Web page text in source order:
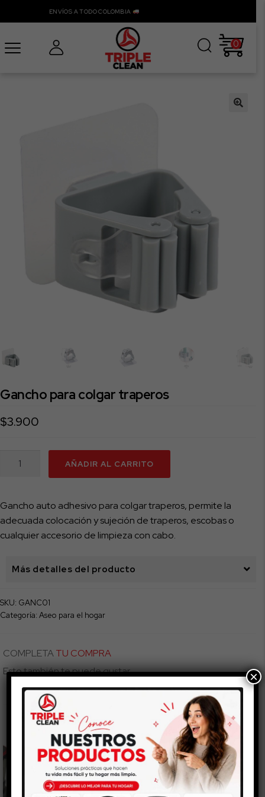
ENVÍOS A TODO COLOMBIA
0
Gancho para colgar traperos
$3.900
Gancho
traperos
cantidad
AÑADIR AL CARRITO
Gancho auto adhesivo para colgar traperos, permite la
adecuada colocación y sujeción de traperos, escobas o
cualquier accesorio de limpieza con cabo.
Más detalles del producto
SKU: GANC01
Categoría: Aseo para el hogar
COMPLETATU COMPRA
Esto también te puede gustar...
×